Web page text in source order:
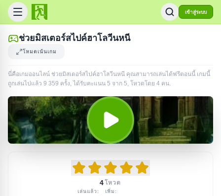
เข้าสู่ระบบ
ช่วยมิสเตอร์สไปค์ฮาโลวีนหนี
โหมดเน้นเกม
นี่คือเกมออนไลน์ ช่วยมิสเตอร์สไปค์ฮาโลวีนหนี คุณสามารถเล่นได้ฟรีตอนนี้ เกมนี้
ถูกเล่นไปแล้ว 9 359 ครั้ง, ได้รับคะแนน 5 จาก 5, โหวตโดย 4 คน.
4โหวต
เล่นแล้ว: เพิ่ม: